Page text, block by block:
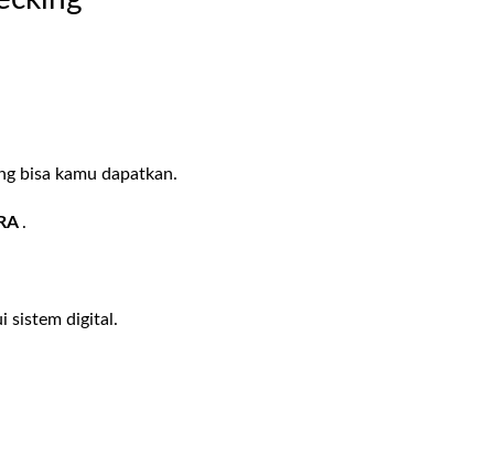
bisa kamu dapatkan.
.
sistem digital.